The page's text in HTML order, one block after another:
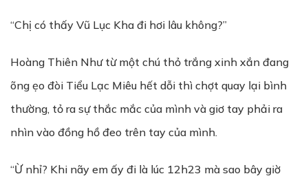
“Chị có thấy Vũ Lục Kha đi hơi lâu không?”
Hoàng Thiên Như từ một chú thỏ trắng xinh xắn đang
õng ẹo đòi Tiểu Lạc Miêu hết dỗi thì chợt quay lại bình
thường, tỏ ra sự thắc mắc của mình và giơ tay phải ra
nhìn vào đồng hồ đeo trên tay của mình.
“Ừ nhỉ? Khi nãy em ấy đi là lúc 12h23 mà sao bây giờ